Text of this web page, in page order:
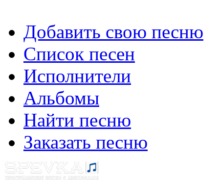
Добавить свою песню
Список песен
Исполнители
Альбомы
Найти песню
Заказать песню